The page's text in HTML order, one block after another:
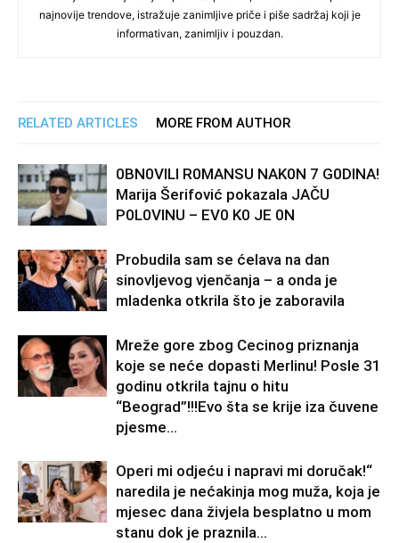
najnovije trendove, istražuje zanimljive priče i piše sadržaj koji je
informativan, zanimljiv i pouzdan.
RELATED ARTICLES MORE FROM AUTHOR
0BN0VlLl R0MANSU NAK0N 7 G0DlNA!
Marija Šerifović pokazala JAČU
P0L0VINU – EV0 K0 JE 0N
Probudila sam se ćelava na dan
sinovljevog vjenčanja – a onda je
mladenka otkrila što je zaboravila
Mreže gore zbog Cecinog priznanja
koje se neće dopasti Merlinu! Posle 31
godinu otkrila tajnu o hitu
“Beograd”!!!Evo šta se krije iza čuvene
pjesme...
Operi mi odjeću i napravi mi doručak!“
naredila je nećakinja mog muža, koja je
mjesec dana živjela besplatno u mom
stanu dok je praznila...